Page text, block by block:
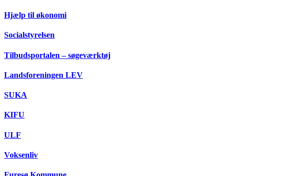
Hjælp til økonomi
Socialstyrelsen
Tilbudsportalen – søgeværktøj
Landsforeningen LEV
SUKA
KIFU
ULF
Voksenliv